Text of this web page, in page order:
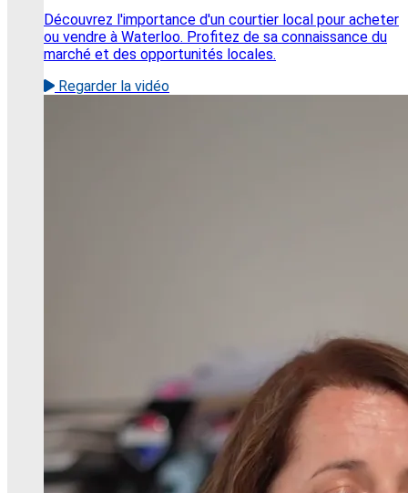
Découvrez l'importance d'un courtier local pour acheter
ou vendre à Waterloo. Profitez de sa connaissance du
marché et des opportunités locales.
Regarder la vidéo